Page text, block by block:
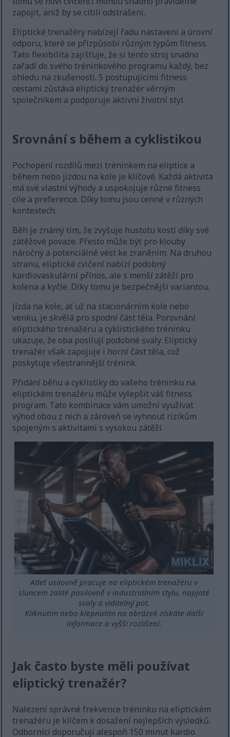
zapojit, aniž by se cítili odstrašeni.
Eliptické trenažéry nabízejí řadu nastavení a úrovní
odporu, které se přizpůsobí různým typům fitness.
Tato flexibilita zajišťuje, že si tento stroj snadno
zařadí do svého tréninkového programu každý, bez
ohledu na zkušenosti. S postupujícími fitness
cestami zůstává eliptický trenažér věrným
společníkem a podporuje aktivní životní styl.
Srovnání s během a cyklistikou
Pochopení rozdílů mezi tréninkem na eliptice a
během nebo jízdou na kole je klíčové. Každá aktivita
má své vlastní výhody a uspokojuje různé fitness
cíle a preference. Díky tomu jsou cenné v různých
kontextech.
Běh je známý tím, že zvyšuje hustotu kostí díky své
zátěžové povaze. Přesto může být pro klouby
náročný a potenciálně vést ke zraněním. Na druhou
stranu, eliptické cvičení nabízí podobný
kardiovaskulární přínos, ale s menší zátěží pro
kolena a kyčle. Díky tomu je bezpečnější variantou.
Jízda na kole, ať už na stacionárním kole nebo
venku, je skvělá pro spodní část těla. Porovnání
eliptického trenažéru a cyklistického tréninku
ukazuje, že oba posilují podobné svaly. Eliptický
trenažér však zapojuje i horní část těla, což
poskytuje všestrannější trénink.
Přidání běhu a cyklistiky do vašeho tréninku na
eliptickém trenažéru může vylepšit váš fitness
program. Tato kombinace vám umožní využívat
výhod obou z nich a zároveň se vyhnout rizikům
spojeným s aktivitami s vysokou zátěží.
Atlet usilovně pracuje na eliptickém trenažéru v
sluncem zalité posilovně v industriálním stylu, napjaté
svaly a viditelný pot.
Kliknutím nebo klepnutím na obrázek získáte další
informace a vyšší rozlišení.
Jak často byste měli používat
eliptický trenažér?
Nalezení správné frekvence tréninku na eliptickém
trenažéru je klíčem k dosažení nejlepších výsledků.
Odborníci doporučují alespoň 150 minut kardio